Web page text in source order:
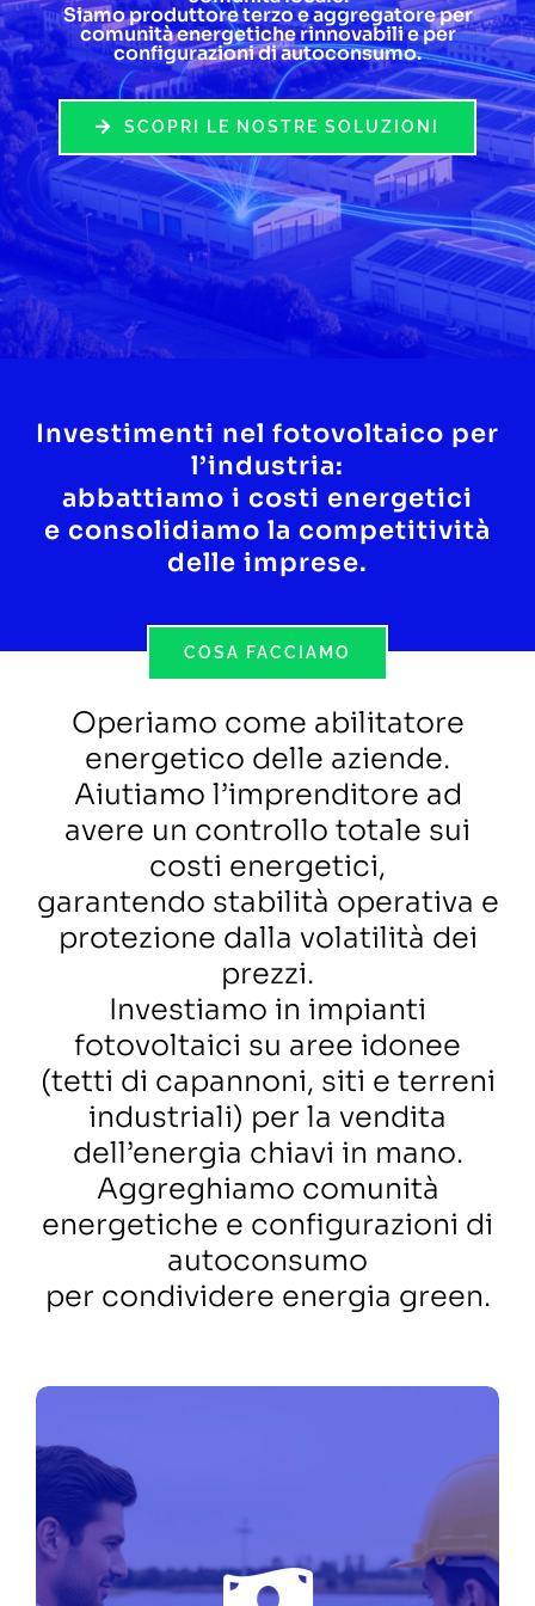
Lavora con noi
Contatti
Siamo produttore terzo e aggregatore per
comunità energetiche rinnovabili e per
configurazioni di autoconsumo.
SCOPRI LE NOSTRE SOLUZIONI
Investimenti nel fotovoltaico per
l’industria:
abbattiamo i costi energetici
e consolidiamo la competitività
delle imprese.
COSA FACCIAMO
Operiamo come abilitatore
energetico delle aziende.
Aiutiamo l’imprenditore ad
avere un controllo totale sui
costi energetici,
garantendo stabilità operativa e
protezione dalla volatilità dei
prezzi.
Investiamo in impianti
fotovoltaici su aree idonee
(tetti di capannoni, siti e terreni
industriali) per la vendita
dell’energia chiavi in mano.
Aggreghiamo comunità
energetiche e configurazioni di
autoconsumo
per condividere energia green.
UN TEAM DI PROFESSIONISTI
DIETRO LA TECNOLOGIA, UNA
PIATTAFORMA SOLIDA, UN
OBIETTIVO CONDIVISO.
Siamo una piattaforma di
investimento al 100% del
FIEE